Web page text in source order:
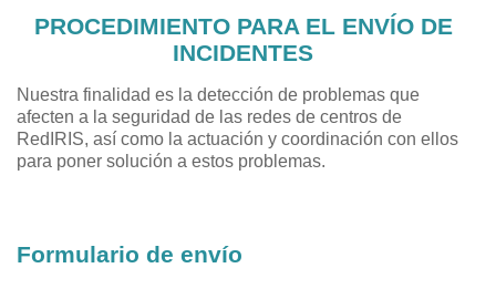
PROCEDIMIENTO PARA EL ENVÍO DE
INCIDENTES
Nuestra finalidad es la detección de problemas que
afecten a la seguridad de las redes de centros de
RedIRIS, así como la actuación y coordinación con ellos
para poner solución a estos problemas.
Formulario de envío